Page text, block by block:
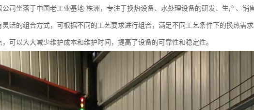
司坐落于中国老工业基地-株洲，专注于换热设备、水处理设备的研发、生产、销
活的组合方式，可根据不同的工艺要求进行组合，满足不同工艺条件下的换热需
可以大大减少维护成本和维护时间，提高了设备的可靠性和稳定性。